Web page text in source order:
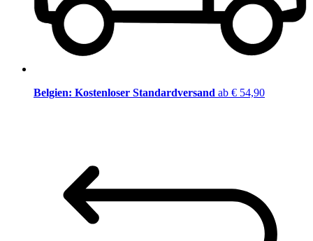
Belgien: Kostenloser Standardversand ab € 54,90